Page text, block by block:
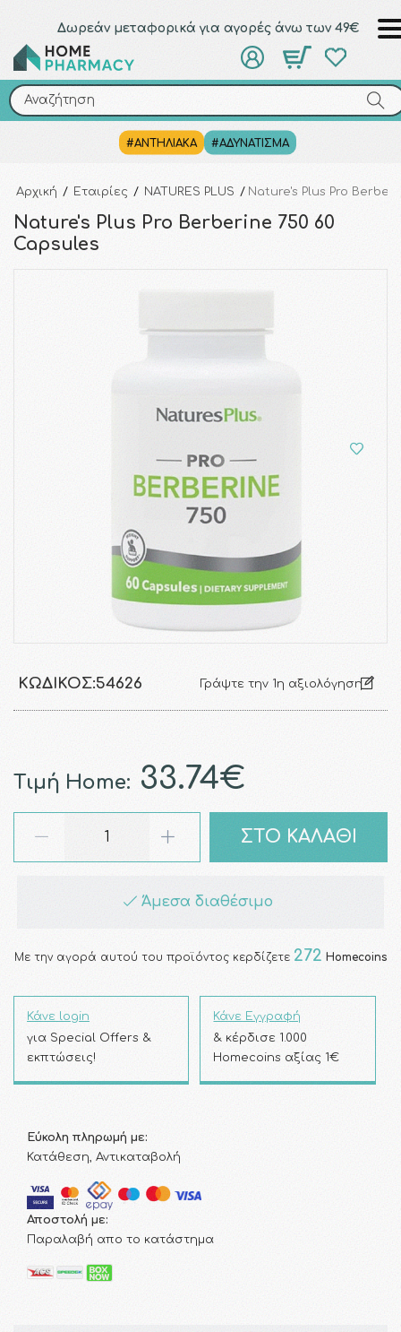
Δωρεάν μεταφορικά για αγορές άνω των 49€
Αναζήτηση
#ΑΝΤΗΛΙΑΚΑ #ΑΔΥΝΑΤΙΣΜΑ
Αναζήτηση
Αρχική / Εταιρίες / NATURES PLUS / Nature's Plus Pro
Nature's Plus Pro Berberine 750 60
Capsules
ΚΩΔΙΚΌΣ:54626 Γράψτε την 1η αξιολόγηση
Τιμή Home: 33.74€
ΣΤΟ ΚΑΛΑΘΙ
Άμεσα διαθέσιμο
Με την αγορά αυτού του προϊόντος κερδίζετε 272 Homecoins
Κάνε login
για Special Offers &
εκπτώσεις!
Κάνε Εγγραφή
& κέρδισε 1.000
Homecoins αξίας 1€
Εύκολη πληρωμή με:
Κατάθεση, Αντικαταβολή
Αποστολή με:
Παραλαβή απο το κατάστημα